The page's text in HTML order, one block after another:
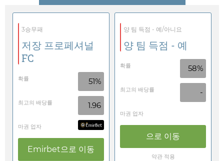
3승무패
저장 프로페셔널
FC
확률 51%
최고의 배당률 1.96
마권 업자
Emirbet으로 이동
양 팀 득점 - 예/아니요
양 팀 득점 - 예
확률 58%
최고의 배당률 -
마권 업자
으로 이동
약관 적용